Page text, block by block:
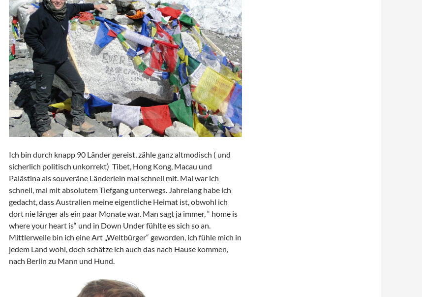
Ich bin durch knapp 90 Länder gereist, zähle ganz altmodisch ( und
sicherlich politisch unkorrekt) Tibet, Hong Kong, Macau und
Palästina als souveräne Länderlein mal schnell mit. Mal war ich
schnell, mal mit absolutem Tiefgang unterwegs. Jahrelang habe ich
gedacht, dass Australien meine eigentliche Heimat ist, obwohl ich
dort nie länger als ein paar Monate war. Man sagt ja immer, “ home is
where your heart is“ und in Down Under fühlte es sich so an.
Mittlerweile bin ich eine Art „Weltbürger“ geworden, ich fühle mich in
jedem Land wohl, doch schätze ich auch das nach Hause kommen,
nach Berlin zu Mann und Hund.